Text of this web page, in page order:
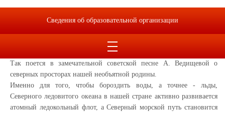
Где-то на белом свете, там, где всегда мороз
Трутся спиной медведи о земную ось
Трутся об ось медведи, вертится Земля.
Так поется в замечательной советской песне А. Ведищевой о
северных просторах нашей необъятной родины.
Именно для того, чтобы бороздить воды, а точнее - льды,
Северного ледовитого океана в нашей стране активно развивается
атомный ледокольный флот, а Северный морской путь становится
Сведения об образовательной организации